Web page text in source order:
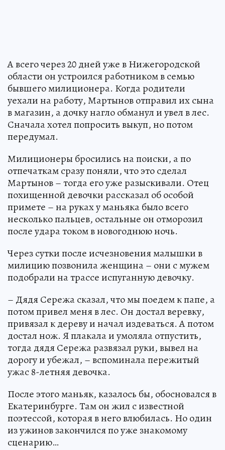
А всего через 20 дней уже в Нижегородской
области он устроился работником в семью
бывшего милиционера. Когда родители
уехали на работу, Мартынов отправил их сына
в магазин, а дочку нагло обманул и увел в лес.
Сначала хотел попросить выкуп, но потом
передумал.
Милиционеры бросились на поиски, а по
отпечаткам сразу поняли, что это сделал
Мартынов – тогда его уже разыскивали. Отец
похищенной девочки рассказал об особой
примете – на руках у маньяка было всего
несколько пальцев, остальные он отморозил
после удара током в новогоднюю ночь.
Через сутки после исчезновения малышки в
милицию позвонила женщина – они с мужем
подобрали на трассе испуганную девочку.
– Дядя Сережа сказал, что мы поедем к папе, а
потом привел меня в лес. Он достал веревку,
привязал к дереву и начал издеваться. А потом
достал нож. Я плакала и умоляла отпустить,
тогда дядя Сережа развязал руки, вывел на
дорогу и убежал, – вспоминала пережитый
ужас 8-летняя девочка.
После этого маньяк, казалось бы, обосновался в
Екатеринбурге. Там он жил с известной
поэтессой, которая в него влюбилась. Но один
из ужинов закончился по уже знакомому
сценарию…